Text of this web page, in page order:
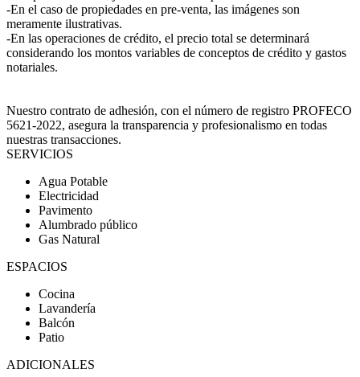
-En el caso de propiedades en pre-venta, las imágenes son
meramente ilustrativas.
-En las operaciones de crédito, el precio total se determinará
considerando los montos variables de conceptos de crédito y gastos
notariales.
Nuestro contrato de adhesión, con el número de registro PROFECO
5621-2022, asegura la transparencia y profesionalismo en todas
nuestras transacciones.
SERVICIOS
Agua Potable
Electricidad
Pavimento
Alumbrado público
Gas Natural
ESPACIOS
Cocina
Lavandería
Balcón
Patio
ADICIONALES